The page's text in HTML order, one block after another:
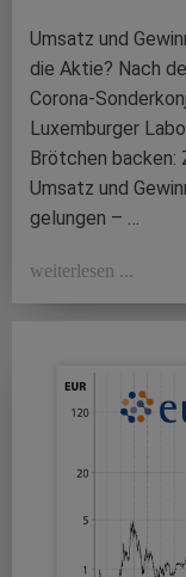
Umsatz und
die Aktie? Nach
Corona-
Luxemburger
Brötchen backen:
Umsatz und
gelungen – …
weiterlesen ...